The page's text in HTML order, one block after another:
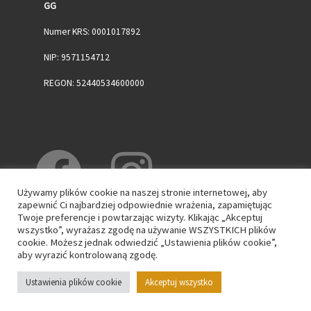
GG
Numer KRS: 0001017892
NIP: 9571154712
REGON: 52440534600000
© 2026WPK GG– Wszelkie prawa zastrzeżone
Oparte na – Zaprojektowano z Motyw Customizr
Używamy plików cookie na naszej stronie internetowej, aby
zapewnić Ci najbardziej odpowiednie wrażenia, zapamiętując
Twoje preferencje i powtarzając wizyty. Klikając „Akceptuj
wszystko”, wyrażasz zgodę na używanie WSZYSTKICH plików
cookie. Możesz jednak odwiedzić „Ustawienia plików cookie”,
aby wyrazić kontrolowaną zgodę.
Ustawienia plików cookie Akceptuj wszystko